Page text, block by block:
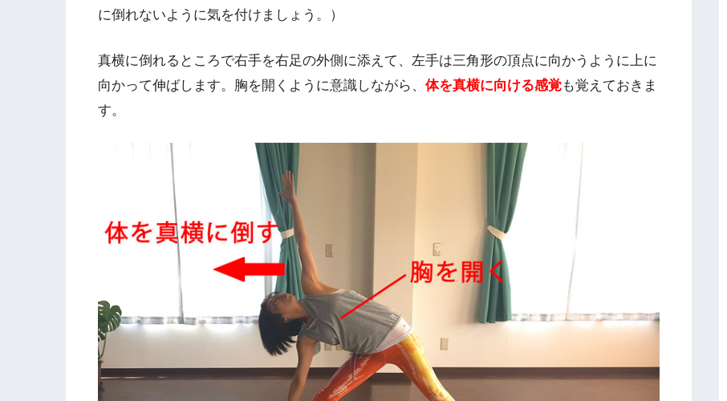
に倒れないように気を付けましょう。）
真横に倒れるところで右手を右足の外側に添えて、左手は三角形の頂点に向かうように上に
向かって伸ばします。胸を開くように意識しながら、 体を真横に向ける感覚も覚えておきま
す。